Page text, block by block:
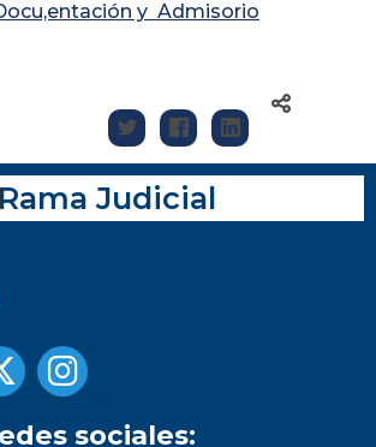
y Admisorio
Rama Judicial
sociales: